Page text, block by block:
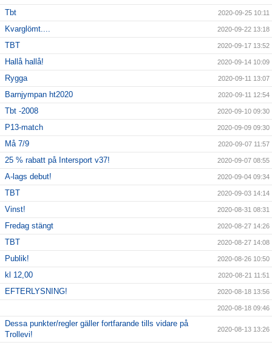
Tbt 2020-09-25 10:11
Kvarglömt.... 2020-09-22 13:18
TBT 2020-09-17 13:52
Hallå hallå! 2020-09-14 10:09
Rygga 2020-09-11 13:07
Barnjympan ht2020 2020-09-11 12:54
Tbt -2008 2020-09-10 09:30
P13-match 2020-09-09 09:30
Må 7/9 2020-09-07 11:57
25 % rabatt på Intersport v37! 2020-09-07 08:55
A-lags debut! 2020-09-04 09:34
TBT 2020-09-03 14:14
Vinst! 2020-08-31 08:31
Fredag stängt 2020-08-27 14:26
TBT 2020-08-27 14:08
Publik! 2020-08-26 10:50
kl 12,00 2020-08-21 11:51
EFTERLYSNING! 2020-08-18 13:56
2020-08-18 09:46
Dessa punkter/regler gäller fortfarande tills vidare på
Trollevi!
2020-08-13 13:26